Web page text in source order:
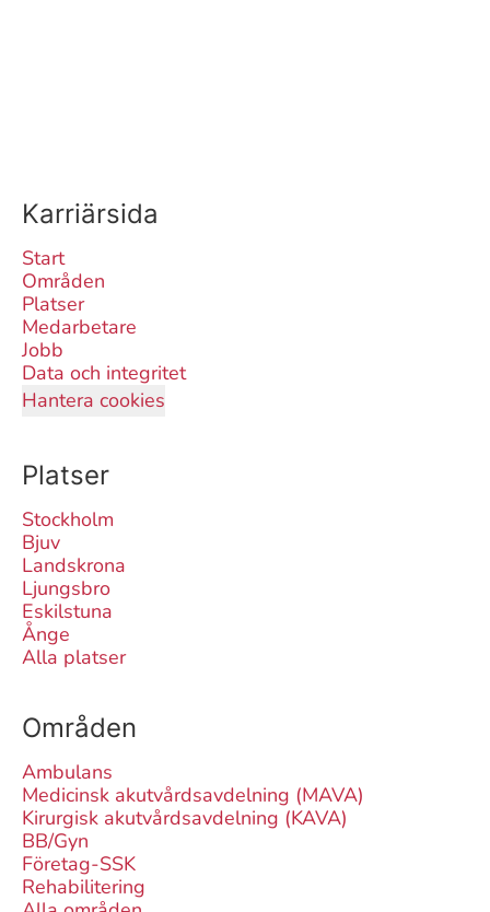
Karriärsida
Start
Områden
Platser
Medarbetare
Jobb
Data och integritet
Hantera cookies
Platser
Stockholm
Bjuv
Landskrona
Ljungsbro
Eskilstuna
Ånge
Alla platser
Områden
Ambulans
Medicinsk akutvårdsavdelning (MAVA)
Kirurgisk akutvårdsavdelning (KAVA)
BB/Gyn
Företag-SSK
Rehabilitering